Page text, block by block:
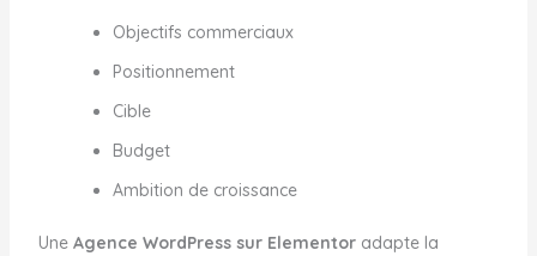
Objectifs commerciaux
Positionnement
Cible
Budget
Ambition de croissance
Une Agence WordPress sur Elementoradapte la